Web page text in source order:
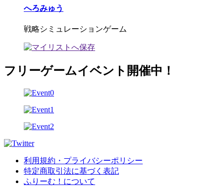
へろみゅう
戦略シミュレーションゲーム
フリーゲームイベント開催中！
利用規約・プライバシーポリシー
特定商取引法に基づく表記
ふりーむ！について